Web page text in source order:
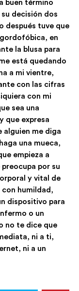
buen término
decisión dos
después tuve que
en
la blusa para
está quedando
a mi vientre,
con las cifras
con mi
sea una
que expresa
alguien me diga
una mueca,
empieza a
por su
y vital de
humildad,
dispositivo para
o un
no te dice que
ni a ti,
ni a un